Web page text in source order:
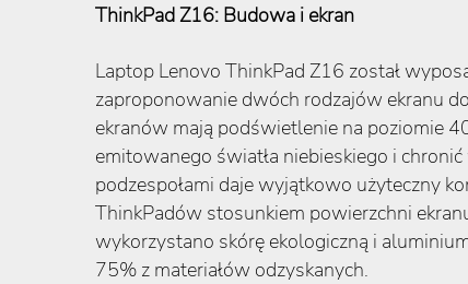
ThinkPad Z16: Budowa i ekran
Laptop Lenovo ThinkPad Z16 został
zaproponowanie dwóch rodzajów ekranu
ekranów mają podświetlenie na poziomie
emitowanego światła niebieskiego i
podzespołami daje wyjątkowo użyteczny
ThinkPadów stosunkiem powierzchni
wykorzystano skórę ekologiczną i
75% z materiałów odzyskanych.